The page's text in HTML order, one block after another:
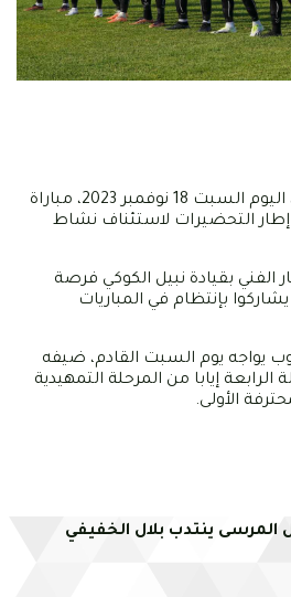
يخوض النادي الصفاقسي، اليوم السبت 18 نوفمبر 2023، مباراة
التحضيرات لاستئناف نشاط
الفني بقيادة نبيل الكوكي فرصة
بإنتظام في المباريات
يواجه يوم السبت القادم، ضيفه
إيابا من المرحلة التمهيدية
الأولى.
ينتدب بلال الخفيفي